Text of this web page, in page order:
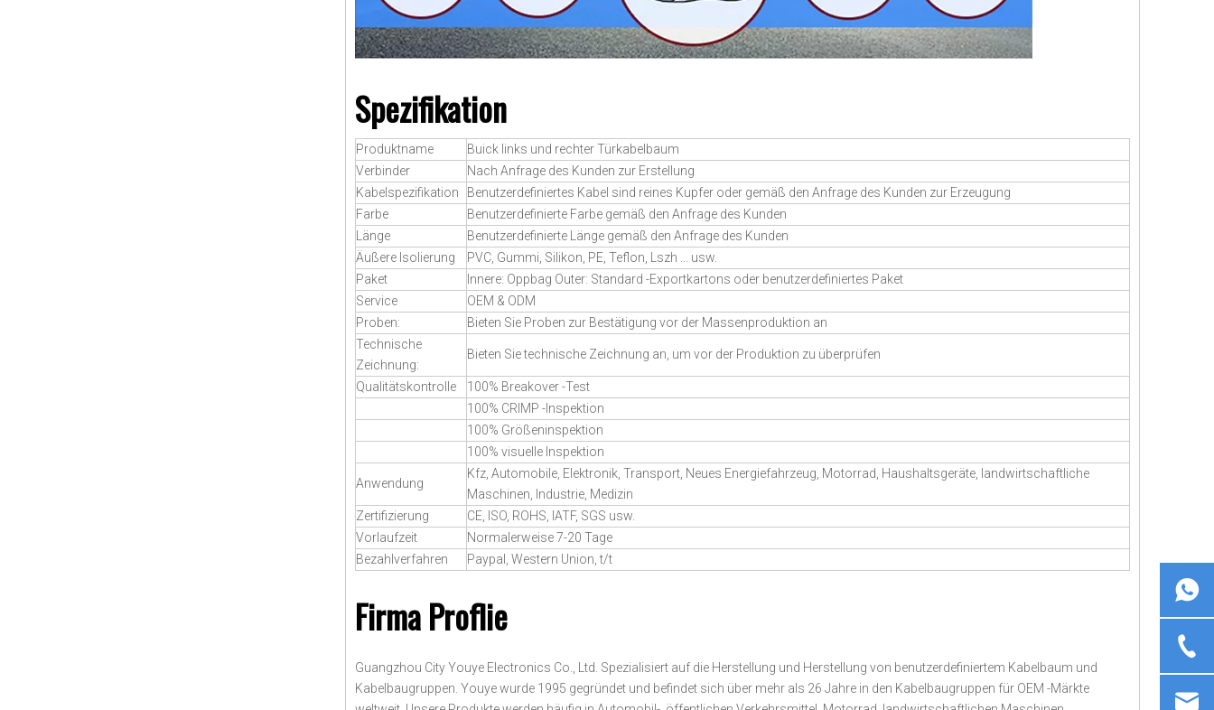
Spezifikation
Produktname
Buick links und rechter Türkabelbaum
Verbinder
Nach Anfrage des Kunden zur Erstellung
Kabelspezifikation
Benutzerdefiniertes Kabel sind reines Kupfer oder gemäß den Anfrage des Kunden zur Erzeugung
Farbe
Benutzerdefinierte Farbe gemäß den Anfrage des Kunden
Länge
Benutzerdefinierte Länge gemäß den Anfrage des Kunden
Äußere Isolierung
PVC, Gummi, Silikon, PE, Teflon, Lszh ... usw.
Paket
Innere: Oppbag Outer: Standard -Exportkartons oder benutzerdefiniertes Paket
Service
OEM & ODM
Proben:
Bieten Sie Proben zur Bestätigung vor der Massenproduktion an
Technische
Zeichnung:
Bieten Sie technische Zeichnung an, um vor der Produktion zu überprüfen
Qualitätskontrolle
100% Breakover -Test
100% CRIMP -Inspektion
100% Größeninspektion
100% visuelle Inspektion
Anwendung
Kfz, Automobile, Elektronik, Transport, Neues Energiefahrzeug, Motorrad, Haushaltsgeräte, landwirtschaftliche
Maschinen, Industrie, Medizin
Zertifizierung
CE, ISO, ROHS, IATF, SGS usw.
Vorlaufzeit
Normalerweise 7-20 Tage
Bezahlverfahren
Paypal, Western Union, t/t
Firma Proflie
Guangzhou City Youye Electronics Co., Ltd. Spezialisiert auf die Herstellung und Herstellung von benutzerdefiniertem Kabelbaum und
Kabelbaugruppen. Youye wurde 1995 gegründet und befindet sich über mehr als 26 Jahre in den Kabelbaugruppen für OEM -Märkte